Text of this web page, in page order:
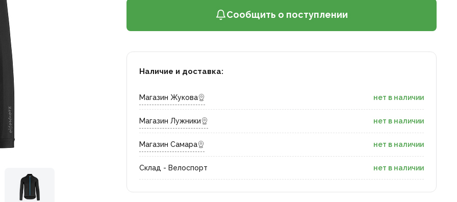
Сообщить о поступлении
Наличие и доставка:
Магазин Жукова нет в наличии
Магазин Лужники нет в наличии
Магазин Самара нет в наличии
Склад - Велоспорт нет в наличии